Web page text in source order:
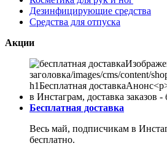
Дезинфицирующие средства
Средства для отпуска
Акции
Бесплатная доставка
Весь май, подписчикам в
бесплатно.